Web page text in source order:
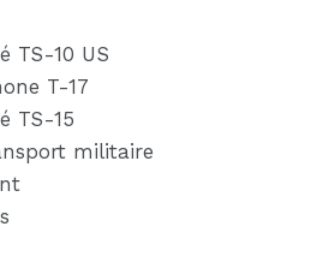
TS-10 US
T-17
TS-15
militaire